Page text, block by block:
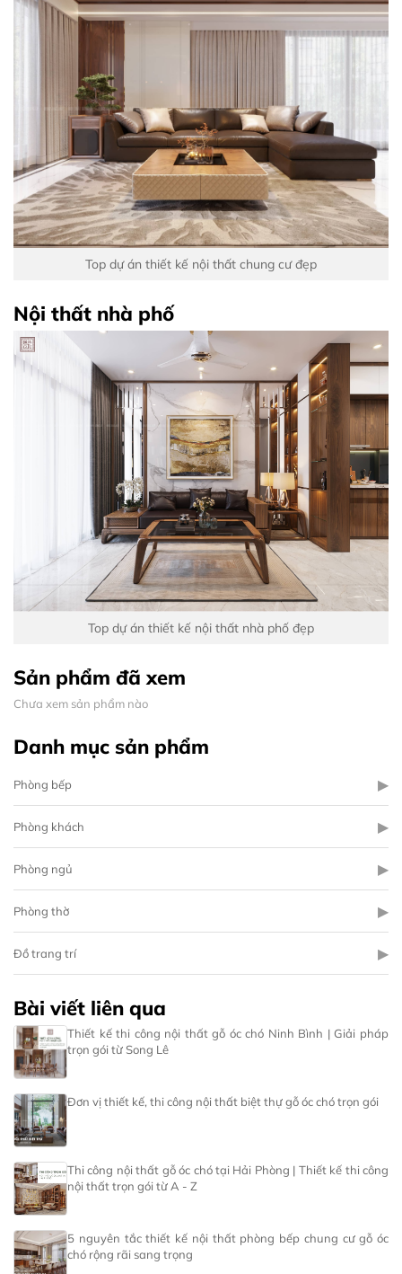
Top dự án thiết kế nội thất chung cư đẹp
Nội thất nhà phố
Top dự án thiết kế nội thất nhà phố đẹp
Sản phẩm đã xem
Chưa xem sản phẩm nào
Danh mục sản phẩm
Phòng bếp ▶
Phòng khách ▶
Phòng ngủ ▶
Phòng thờ ▶
Đồ trang trí ▶
Bài viết liên qua
Thiết kế thi công nội thất gỗ óc chó Ninh Bình | Giải pháp
trọn gói từ Song Lê
Đơn vị thiết kế, thi công nội thất biệt thự gỗ óc chó trọn gói
Thi công nội thất gỗ óc chó tại Hải Phòng | Thiết kế thi công
nội thất trọn gói từ A - Z
5 nguyên tắc thiết kế nội thất phòng bếp chung cư gỗ óc
chó rộng rãi sang trọng